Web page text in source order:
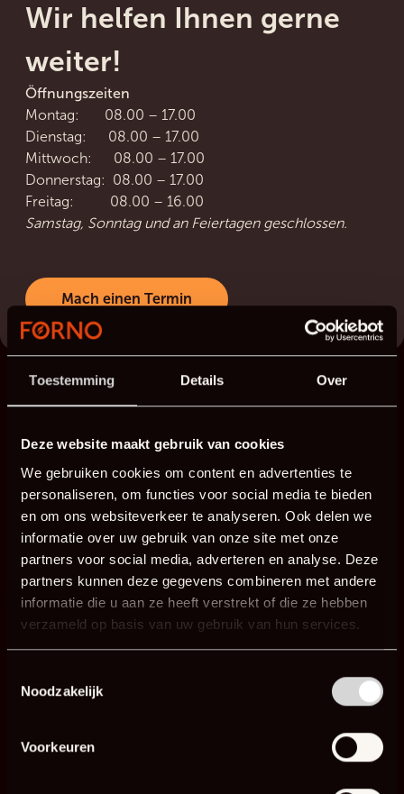
Toestemming Details Over
Deze website maakt gebruik van cookies
We gebruiken cookies om content en advertenties te
personaliseren, om functies voor social media te bieden
en om ons websiteverkeer te analyseren. Ook delen we
informatie over uw gebruik van onze site met onze
partners voor social media, adverteren en analyse. Deze
partners kunnen deze gegevens combineren met andere
informatie die u aan ze heeft verstrekt of die ze hebben
verzameld op basis van uw gebruik van hun services.
Noodzakelijk
Voorkeuren
Wir helfen Ihnen gerne
weiter!
Öffnungszeiten
Montag: 08.00 – 17.00
Dienstag: 08.00 – 17.00
Mittwoch: 08.00 – 17.00
Donnerstag: 08.00 – 17.00
Freitag: 08.00 – 16.00
Samstag, Sonntag und an Feiertagen geschlossen.
Mach einen Termin